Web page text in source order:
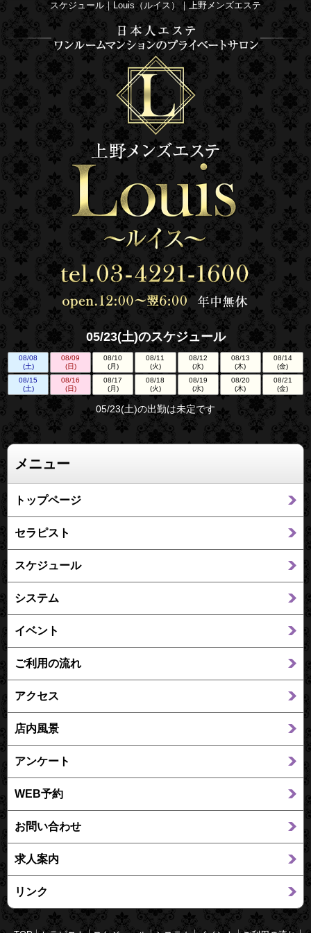
スケジュール｜Louis（ルイス）｜上野メンズエステ
05/23(土)のスケジュール
08/08
(土)
08/09
(日)
08/10
(月)
08/11
(火)
08/12
(水)
08/13
(木)
08/14
(金)
08/15
(土)
08/16
(日)
08/17
(月)
08/18
(火)
08/19
(水)
08/20
(木)
08/21
(金)
05/23(土)の出勤は未定です
メニュー
トップページ
セラピスト
スケジュール
システム
イベント
ご利用の流れ
アクセス
店内風景
アンケート
WEB予約
お問い合わせ
求人案内
リンク